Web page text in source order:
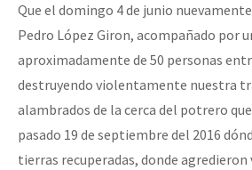
Que el domingo 4 de junio
Pedro López Giron, acompañado por
aproximadamente de 50 personas
destruyendo violentamente nuestra
alambrados de la cerca del potrero
pasado 19 de septiembre del 2016
tierras recuperadas, donde